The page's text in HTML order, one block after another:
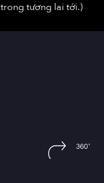
tương lai tới.)